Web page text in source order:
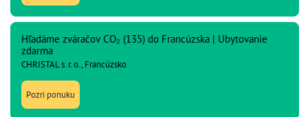
Hľadáme zváračov CO₂ (135) do Francúzska | Ubytovanie
zdarma
CHRISTAL s. r. o., Francúzsko
Pozri ponuku